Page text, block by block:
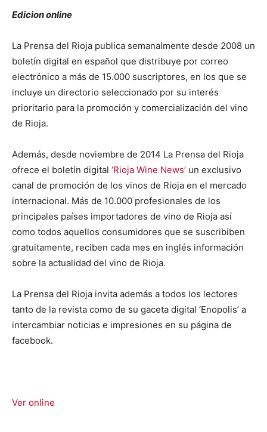
Edicion online
La Prensa del Rioja publica semanalmente desde 2008 un
boletín digital en español que distribuye por correo
electrónico a más de 15.000 suscriptores, en los que se
incluye un directorio seleccionado por su interés
prioritario para la promoción y comercialización del vino
de Rioja.
Además, desde noviembre de 2014 La Prensa del Rioja
ofrece el boletín digital ‘Rioja Wine News’ un exclusivo
canal de promoción de los vinos de Rioja en el mercado
internacional. Más de 10.000 profesionales de los
principales países importadores de vino de Rioja así
como todos aquellos consumidores que se suscribiben
gratuitamente, reciben cada mes en inglés información
sobre la actualidad del vino de Rioja.
La Prensa del Rioja invita además a todos los lectores
tanto de la revista como de su gaceta digital ‘Enopolis’ a
intercambiar noticias e impresiones en su página de
facebook.
Ver online